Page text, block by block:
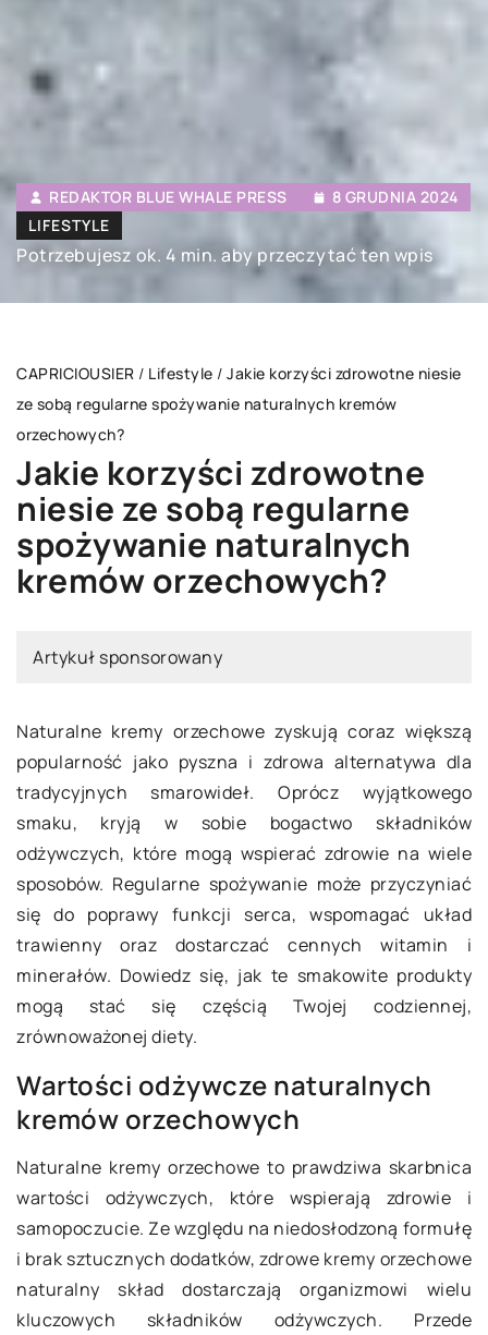
REDAKTOR BLUE WHALE PRESS
8 GRUDNIA 2024
LIFESTYLE
Potrzebujesz ok. 4 min. aby przeczytać ten wpis
CAPRICIOUSIER / Lifestyle / Jakie korzyści zdrowotne niesie
ze sobą regularne spożywanie naturalnych kremów
orzechowych?
Jakie korzyści zdrowotne
niesie ze sobą regularne
spożywanie naturalnych
kremów orzechowych?
Artykuł sponsorowany
Naturalne kremy orzechowe zyskują coraz większą
popularność jako pyszna i zdrowa alternatywa dla
tradycyjnych smarowideł. Oprócz wyjątkowego
smaku, kryją w sobie bogactwo składników
odżywczych, które mogą wspierać zdrowie na wiele
sposobów. Regularne spożywanie może przyczyniać
się do poprawy funkcji serca, wspomagać układ
trawienny oraz dostarczać cennych witamin i
minerałów. Dowiedz się, jak te smakowite produkty
mogą stać się częścią Twojej codziennej,
zrównoważonej diety.
Wartości odżywcze naturalnych
kremów orzechowych
Naturalne kremy orzechowe to prawdziwa skarbnica
wartości odżywczych, które wspierają zdrowie i
samopoczucie. Ze względu na niedosłodzoną formułę
i brak sztucznych dodatków,zdrowe kremy orzechowe
naturalny skład dostarczają organizmowi wielu
kluczowych składników odżywczych. Przede